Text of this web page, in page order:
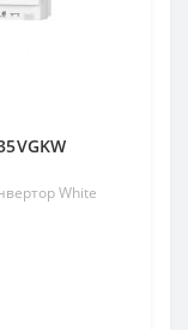
White